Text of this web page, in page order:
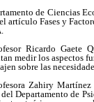
de Ciencias
artículo Fases y
Ricardo Gaete
medir los aspectos
sobre las
Zahiry
Departamento de